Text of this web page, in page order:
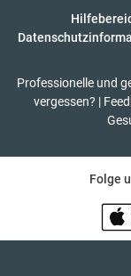
Professionelle und
vergessen? |
Folge